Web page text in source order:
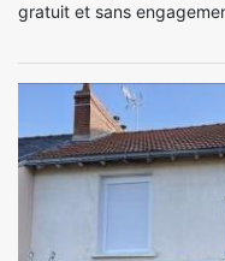
gratuit et sans